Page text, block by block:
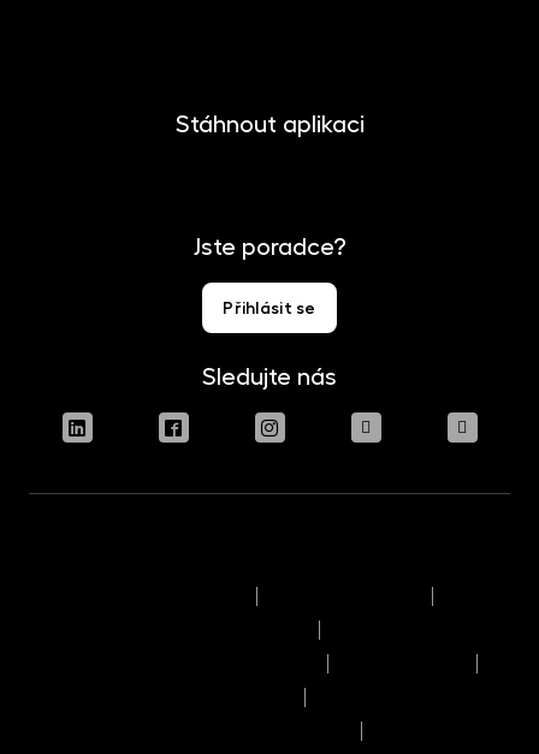
Stáhnout aplikaci
Jste poradce?
Přihlásit se
Sledujte nás